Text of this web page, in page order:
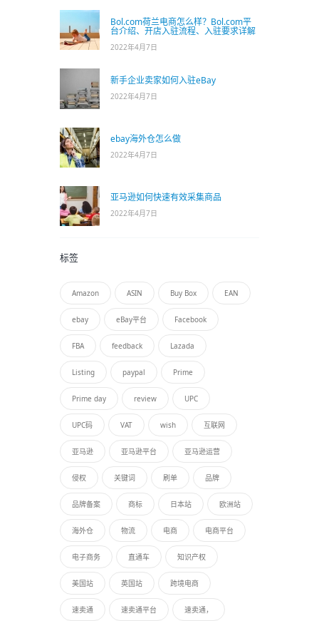
Bol.com荷兰电商怎么样？Bol.com平
台介绍、开店入驻流程、入驻要求详解
2022年4月7日
新手企业卖家如何入驻eBay
2022年4月7日
ebay海外仓怎么做
2022年4月7日
亚马逊如何快速有效采集商品
2022年4月7日
标签
Amazon ASIN Buy Box EAN
ebay eBay平台 Facebook
FBA feedback Lazada
Listing paypal Prime
Prime day review UPC
UPC码 VAT wish 互联网
亚马逊 亚马逊平台 亚马逊运营
侵权 关键词 刷单 品牌
品牌备案 商标 日本站 欧洲站
海外仓 物流 电商 电商平台
电子商务 直通车 知识产权
美国站 英国站 跨境电商
速卖通 速卖通平台 速卖通，